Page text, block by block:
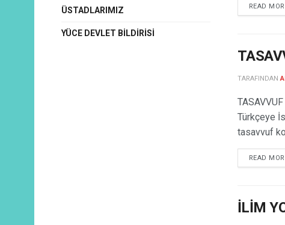
READ
TARAFINDAN
Türkçeye
tasavvuf
READ
İLİM
ÜSTADLARIMIZ
YÜCE DEVLET BILDIRISI